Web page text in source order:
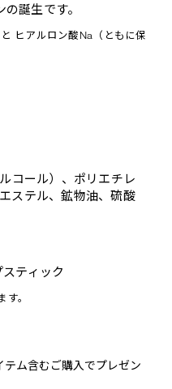
誕生です。
ヒアルロン酸Na（ともに保
コール）、ポリエチレ
ステル、鉱物油、硫酸
ティック
。
テム含むご購入でプレゼン